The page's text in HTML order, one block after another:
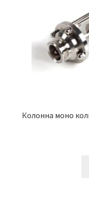
Колонна моно